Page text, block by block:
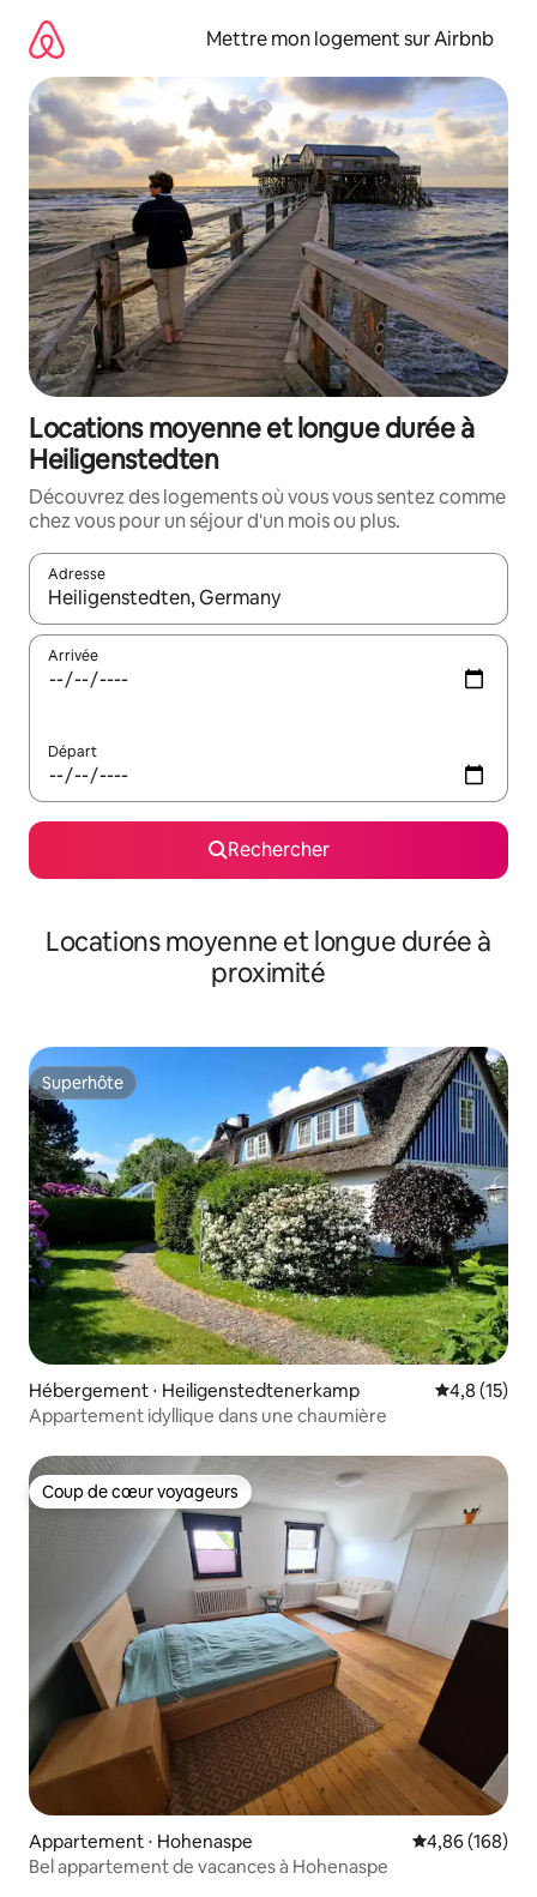
directement
contenu
Mettre mon logement sur Airbnb
Locations moyenne et longue durée à
Heiligenstedten
Découvrez des logements où vous vous sentez comme
chez vous pour un séjour d'un mois ou plus.
Adresse
Lorsque les résultats s'affichent, utilisez les flèches vers le
Arrivée
Départ
Rechercher
Locations moyenne et longue durée à
proximité
Superhôte
Superhôte
Hébergement ⋅ Heiligenstedtenerkamp Évaluation
4,8 (15)
Appartement idyllique dans une chaumière
Coup de cœur voyageurs
Coup de cœur voyageurs
Appartement ⋅ Hohenaspe Évaluation
4,86 (168)
Bel appartement de vacances à Hohenaspe